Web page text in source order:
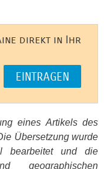
direkt in Ihr
eines Artikels des
Übersetzung wurde
bearbeitet und die
geographischen